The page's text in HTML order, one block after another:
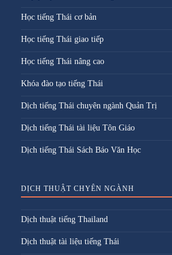
Học tiếng Thái cơ bản
Học tiếng Thái giao tiếp
Học tiếng Thái nâng cao
Khóa đào tạo tiếng Thái
Dịch tiếng Thái chuyên ngành Quản Trị
Dịch tiếng Thái tài liệu Tôn Giáo
Dịch tiếng Thái Sách Báo Văn Học
DỊCH THUẬT CHYÊN NGÀNH
Dịch thuật tiếng Thailand
Dịch thuật tài liệu tiếng Thái